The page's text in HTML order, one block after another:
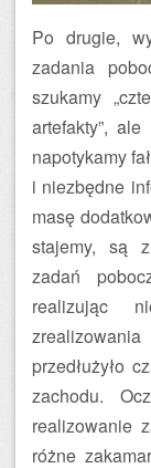
Po drugie,
zadania
szukamy
artefakty”,
napotykamy
i niezbędne
masę
stajemy, są
zadań
realizując
przedłużyło
zachodu.
realizowanie
różne